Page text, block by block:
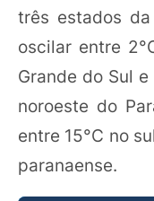
três estados
oscilar entre
Grande do Sul
noroeste do
entre 15°C no
paranaense.